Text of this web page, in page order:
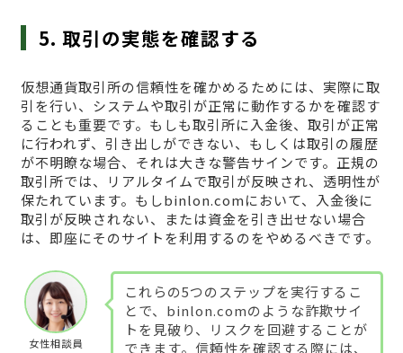
5. 取引の実態を確認する
仮想通貨取引所の信頼性を確かめるためには、実際に取
引を行い、システムや取引が正常に動作するかを確認す
ることも重要です。もしも取引所に入金後、取引が正常
に行われず、引き出しができない、もしくは取引の履歴
が不明瞭な場合、それは大きな警告サインです。正規の
取引所では、リアルタイムで取引が反映され、透明性が
保たれています。もしbinlon.comにおいて、入金後に
取引が反映されない、または資金を引き出せない場合
は、即座にそのサイトを利用するのをやめるべきです。
女性相談員
これらの5つのステップを実行するこ
とで、binlon.comのような詐欺サイ
トを見破り、リスクを回避することが
できます。信頼性を確認する際には、